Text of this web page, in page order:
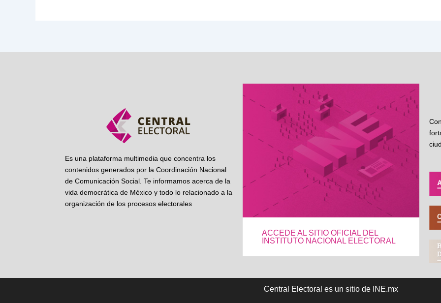
Es una plataforma multimedia que concentra los
contenidos generados por la Coordinación Nacional
de Comunicación Social. Te informamos acerca de la
vida democrática de México y todo lo relacionado a la
organización de los procesos electorales
ACCEDE AL SITIO OFICIAL DEL
INSTITUTO NACIONAL ELECTORAL
Central Electoral es un sitio de INE.mx